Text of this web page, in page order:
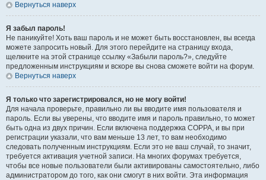
Вернуться наверх
Я забыл пароль!
Не паникуйте! Хоть ваш пароль и не может быть восстановлен, вы всегда
можете запросить новый. Для этого перейдите на страницу входа,
щелкните на этой странице ссылку «Забыли пароль?», следуйте
предложенным инструкциям и вскоре вы снова сможете войти на форум.
Вернуться наверх
Я только что зарегистрировался, но не могу войти!
Для начала проверьте, правильно ли вы вводите имя пользователя и
пароль. Если вы уверены, что вводите имя и пароль правильно, то может
быть одна из двух причин. Если включена поддержка COPPA, и вы при
регистрации указали, что вам меньше 13 лет, то вам необходимо
следовать полученным инструкциям. Если это не ваш случай, то значит,
требуется активация учетной записи. На многих форумах требуется,
чтобы все новые пользователи были активированы самостоятельно, либо
администратором до того, как они смогут в них войти. Эта информация